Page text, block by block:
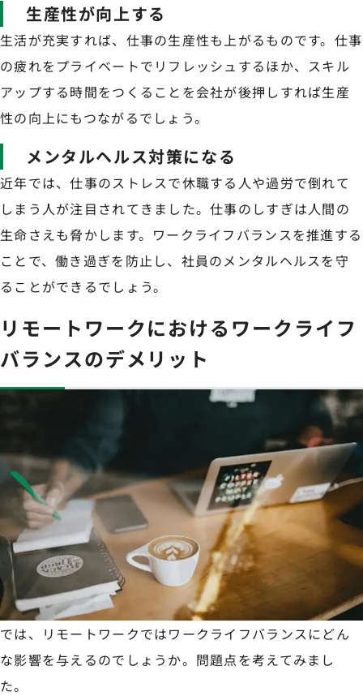
生産性が向上する
生活が充実すれば、仕事の生産性も上がるものです。仕事
の疲れをプライベートでリフレッシュするほか、スキル
アップする時間をつくることを会社が後押しすれば生産
性の向上にもつながるでしょう。
メンタルヘルス対策になる
近年では、仕事のストレスで休職する人や過労で倒れて
しまう人が注目されてきました。仕事のしすぎは人間の
生命さえも脅かします。ワークライフバランスを推進する
ことで、働き過ぎを防止し、社員のメンタルヘルスを守
ることができるでしょう。
リモートワークにおけるワークライフ
バランスのデメリット
では、リモートワークではワークライフバランスにどん
な影響を与えるのでしょうか。問題点を考えてみまし
た。